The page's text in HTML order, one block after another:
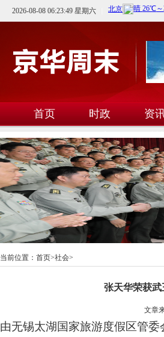
2026-08-08 06:23:50 星期六
首页 时政 资
文教
卫生 科
当前位置： 首页>社会>
张天华荣获
文章
由无锡太湖国家旅游度假区管